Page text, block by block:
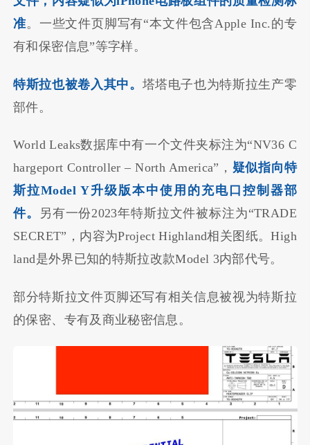
准。一些文件页脚写有“本文件包含Apple Inc.的专
有和保密信息”等字样。
特斯拉也被卷入其中。 塔塔电子也为特斯拉生产零
部件。
World Leaks数据库中有一个文件夹标注为“NV36 C
hargeport Controller – North America”， 疑似指向特
斯拉Model Y升级版本中使用的充电口控制器部
件。
另有一份2023年特斯拉文件被标注为“TRADE
SECRET”，内容为Project Highland相关图纸。High
land是外界已知的特斯拉改款Model 3内部代号。
部分特斯拉文件页脚还写有相关信息被视为特斯拉
的保密、专有及商业秘密信息。